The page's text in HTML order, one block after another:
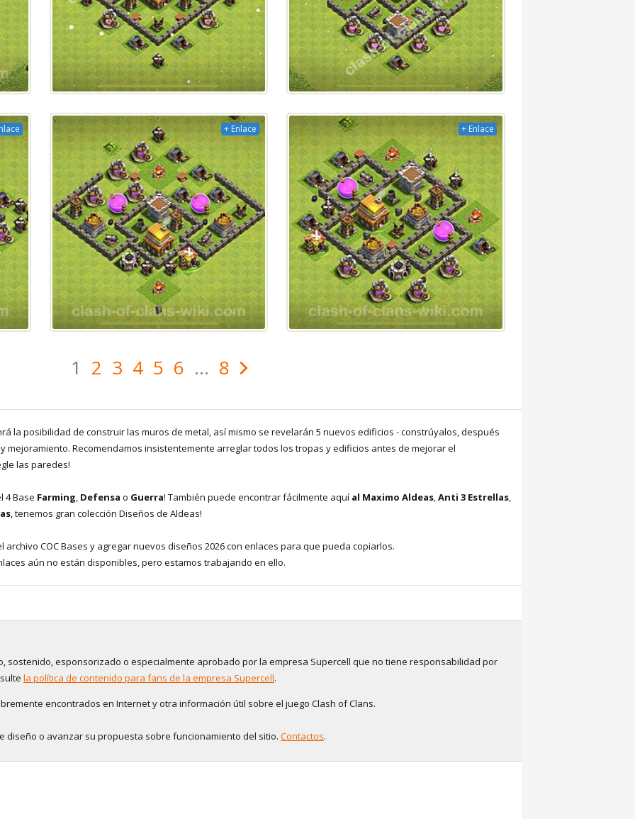
+ Enlace + Enlace
1 2 3 4 5 6 ... 8
la posibilidad de construir las muros de metal, así mismo se revelarán 5 nuevos edificios - constrúyalos, después
mejoramiento. Recomendamos insistentemente arreglar todos los tropas y edificios antes de mejorar el
las paredes!
4 Base Farming, Defensa o Guerra! También puede encontrar fácilmente aquí al Maximo Aldeas,Anti 3 Estrellas,
, tenemos gran colección Diseños de Aldeas!
COC Bases y agregar nuevos diseños 2026 con enlaces para que pueda copiarlos.
aún no están disponibles, pero estamos trabajando en ello.
sostenido, esponsorizado o especialmente aprobado por la empresa Supercell que no tiene responsabilidad por
la política de contenido para fans de la empresa Supercell.
encontrados en Internet y otra información útil sobre el juego Clash of Clans.
diseño o avanzar su propuesta sobre funcionamiento del sitio. Contactos.